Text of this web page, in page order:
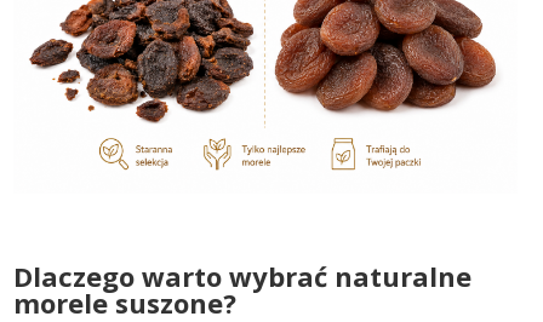
Dlaczego warto wybrać naturalne
morele suszone?